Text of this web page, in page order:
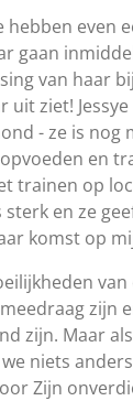
hebben even
gaan
van haar
ziet!
- ze is nog
en
trainen op
en ze
komst op
van
zijn
zijn. Maar
niets
Zijn